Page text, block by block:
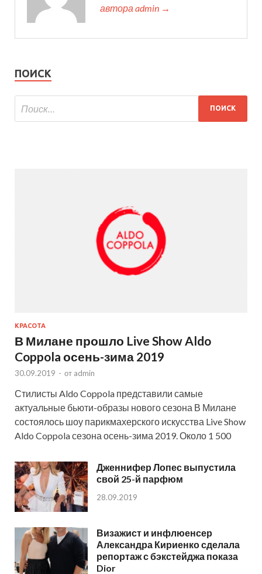
автора admin →
ПОИСК
КРАСОТА
В Милане прошло Live Show Aldo
Coppola осень-зима 2019
30.09.2019 - от admin
Стилисты Aldo Coppola представили самые
актуальные бьюти-образы нового сезона В Милане
состоялось шоу парикмахерского искусства Live Show
Aldo Coppola сезона осень-зима 2019. Около 1 500
Дженнифер Лопес выпустила
свой 25-й парфюм
28.09.2019
Визажист и инфлюенсер
Александра Кириенко сделала
репортаж с бэкстейджа показа
Dior